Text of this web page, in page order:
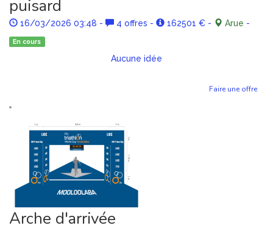
puisard
16/03/2026 03:48 - 4 offres - 162501 € - Arue -
En cours
Aucune idée
Faire une offre
Arche d'arrivée